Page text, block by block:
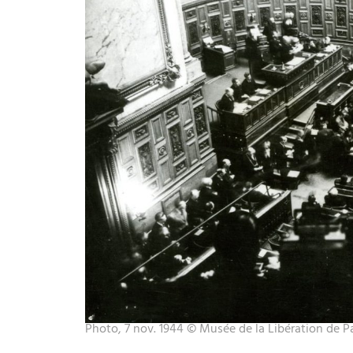
Photo, 7 nov. 1944 © Musée de la Libération de